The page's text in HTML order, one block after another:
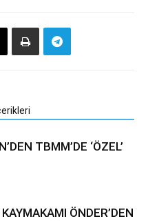
TBMM’DE ‘ÖZEL’
ÖNDER’DEN